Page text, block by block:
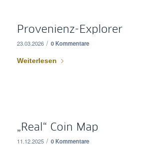
Provenienz-Explorer
23.03.2026 / 0 Kommentare
Weiterlesen
„Real“ Coin Map
11.12.2025 / 0 Kommentare